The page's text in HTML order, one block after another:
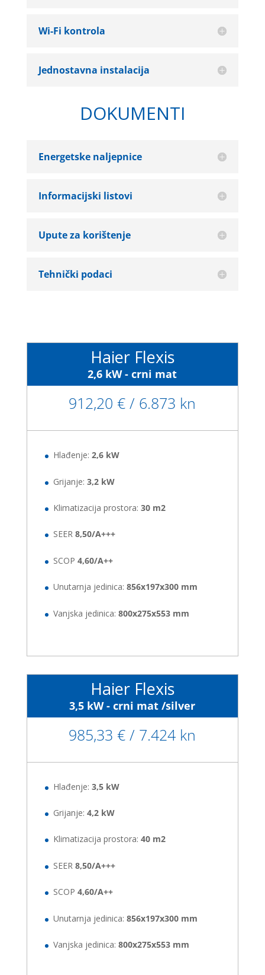
Wi-Fi kontrola
Jednostavna instalacija
DOKUMENTI
Energetske naljepnice
Informacijski listovi
Upute za korištenje
Tehnički podaci
Haier Flexis
2,6 kW - crni mat
912,20 € / 6.873 kn
Hlađenje: 2,6 kW
Grijanje: 3,2 kW
Klimatizacija prostora: 30 m2
SEER 8,50/A+++
SCOP 4,60/A++
Unutarnja jedinica: 856x197x300 mm
Vanjska jedinica: 800x275x553 mm
Haier Flexis
3,5 kW - crni mat /silver
985,33 € / 7.424 kn
Hlađenje: 3,5 kW
Grijanje: 4,2 kW
Klimatizacija prostora: 40 m2
SEER 8,50/A+++
SCOP 4,60/A++
Unutarnja jedinica: 856x197x300 mm
Vanjska jedinica: 800x275x553 mm